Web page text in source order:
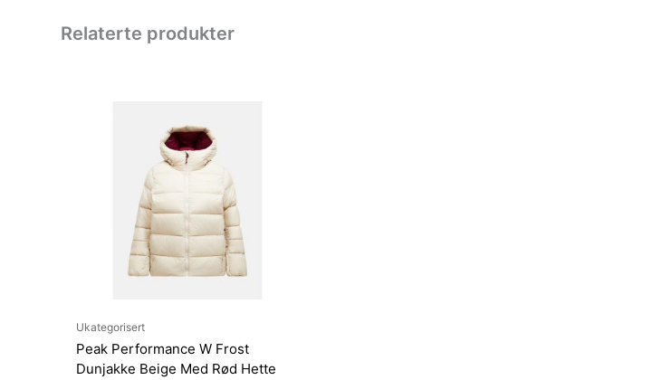
Relaterte produkter
Ukategorisert
Peak Performance W Frost
Dunjakke Beige Med Rød Hette